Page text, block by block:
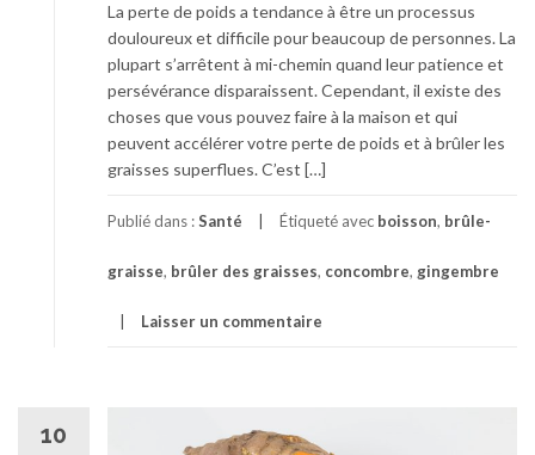
La perte de poids a tendance à être un processus
douloureux et difficile pour beaucoup de personnes. La
plupart s’arrêtent à mi-chemin quand leur patience et
persévérance disparaissent. Cependant, il existe des
choses que vous pouvez faire à la maison et qui
peuvent accélérer votre perte de poids et à brûler les
graisses superflues. C’est […]
Publié dans :Santé Étiqueté avec boisson, brûle-
graisse, brûler des graisses, concombre, gingembre
Laisser un commentaire
10